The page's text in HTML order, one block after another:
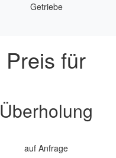
Getriebe
Preis für
Überholung
auf Anfrage